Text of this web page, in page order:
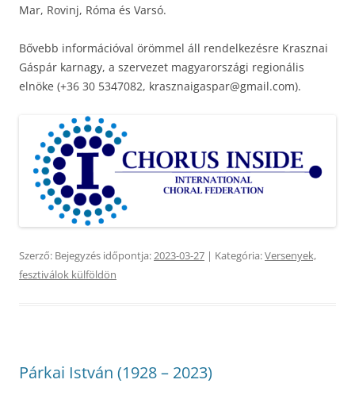
Mar, Rovinj, Róma és Varsó.
Bővebb információval örömmel áll rendelkezésre Krasznai
Gáspár karnagy, a szervezet magyarországi regionális
elnöke (+36 30 5347082, krasznaigaspar@gmail.com).
Szerző: Bejegyzés időpontja: 2023-03-27 | Kategória:Versenyek,
fesztiválok külföldön
Párkai István (1928 – 2023)